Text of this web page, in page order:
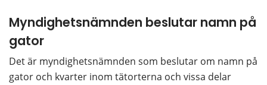
Myndighetsnämnden beslutar namn på
gator
Det är myndighetsnämnden som beslutar om namn på
gator och kvarter inom tätorterna och vissa delar